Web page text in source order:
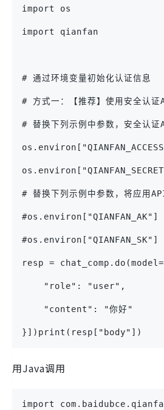
import os
import qianfan
# 通过环境变量初始化认证信息
# 方式一：【推荐】使用安全认证
# 替换下列示例中参数，安全
# 替换下列示例中参数，将应用
#os.environ["QIANFAN_AK"]
resp =
    "role": "user",
    "content": "你好"
}])print(resp["body"])
用Java调用
import